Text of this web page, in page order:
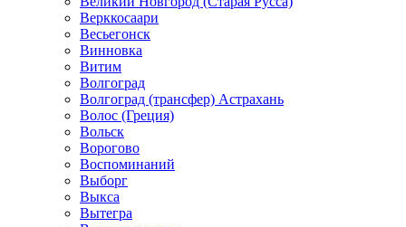
Верккосаари
Весьегонск
Винновка
Витим
Волгоград
Волгоград (трансфер) Астрахань
Волос (Греция)
Вольск
Ворогово
Воспоминаний
Выборг
Выкса
Вытегра